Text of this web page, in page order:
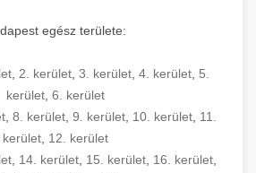
egész területe:
2. kerület 3. kerület 4. kerület 5.
kerület 6. kerület
, 8. kerület, 9. kerület, 10. kerület, 11.
kerület 12. kerület
14. kerület 15. kerület 16. kerület